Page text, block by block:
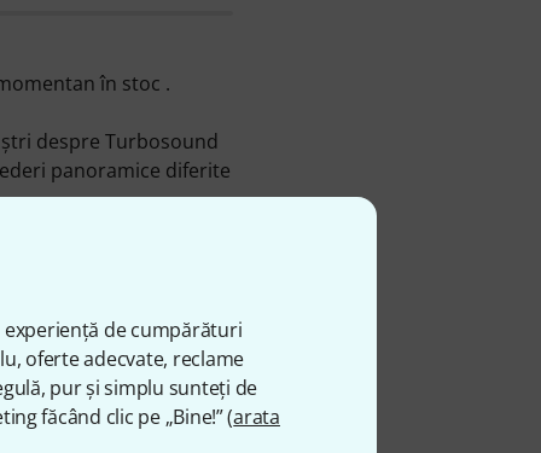
de cumpărături
oferte adecvate, reclame
pur și simplu sunteți de
făcând clic pe „Bine!” (arata
în stoc .
despre Turbosound
panoramice diferite
perioadă şi oferim